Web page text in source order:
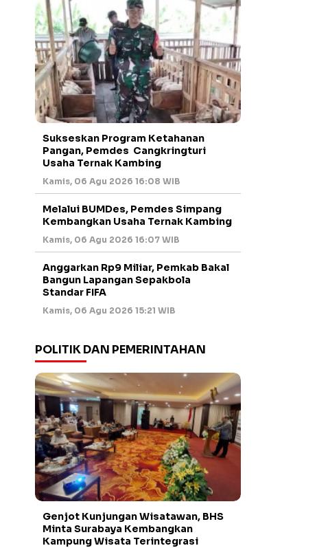
Sukseskan Program Ketahanan
Pangan, Pemdes Cangkringturi
Usaha Ternak Kambing
Kamis, 06 Agu 2026 16:08 WIB
Melalui BUMDes, Pemdes Simpang
Kembangkan Usaha Ternak Kambing
Kamis, 06 Agu 2026 16:07 WIB
Anggarkan Rp9 Miliar, Pemkab Bakal
Bangun Lapangan Sepakbola
Standar FIFA
Kamis, 06 Agu 2026 15:21 WIB
POLITIK DAN PEMERINTAHAN
Genjot Kunjungan Wisatawan, BHS
Minta Surabaya Kembangkan
Kampung Wisata Terintegrasi